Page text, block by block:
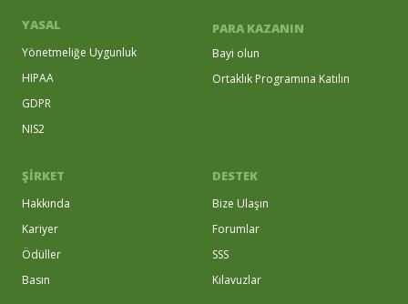
YASAL
Yönetmeliğe Uygunluk
HIPAA
GDPR
NIS2
PARA KAZANIN
Bayi olun
Ortaklık Programına Katılın
ŞİRKET
Hakkında
Kariyer
Ödüller
Basın
DESTEK
Bize Ulaşın
Forumlar
SSS
Kılavuzlar